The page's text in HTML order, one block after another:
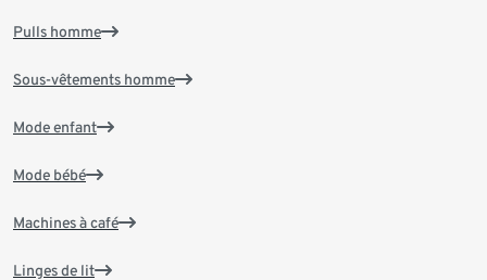
Pulls homme
Sous-vêtements homme
Mode enfant
Mode bébé
Machines à café
Linges de lit